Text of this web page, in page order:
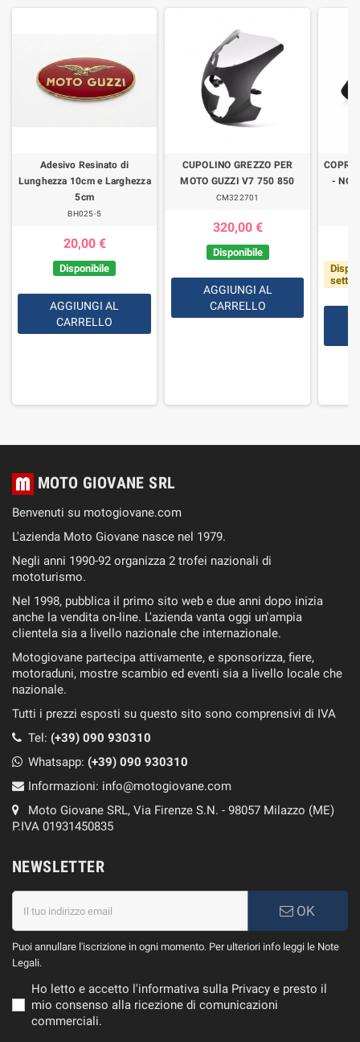
Adesivo Resinato di
Lunghezza 10cm e Larghezza
5cm
BH025-5
20,00 €
Disponibile
AGGIUNGI AL
CARRELLO
CUPOLINO GREZZO PER
MOTO GUZZI V7 750 850
CM322701
320,00 €
Disponibile
AGGIUNGI AL
CARRELLO
-
MOTO GIOVANE SRL
Benvenuti su motogiovane.com
L'azienda Moto Giovane nasce nel 1979.
Negli anni 1990-92 organizza 2 trofei nazionali di
mototurismo.
Nel 1998, pubblica il primo sito web e due anni dopo inizia
anche la vendita on-line. L'azienda vanta oggi un'ampia
clientela sia a livello nazionale che internazionale.
Motogiovane partecipa attivamente, e sponsorizza, fiere,
motoraduni, mostre scambio ed eventi sia a livello locale che
nazionale.
Tutti i prezzi esposti su questo sito sono comprensivi di IVA
Tel: (+39) 090 930310
Whatsapp: (+39) 090 930310
Informazioni: info@motogiovane.com
Moto Giovane SRL, Via Firenze S.N. - 98057 Milazzo (ME)
P.IVA 01931450835
NEWSLETTER
OK
Puoi annullare l'iscrizione in ogni momento. Per ulteriori info leggi le Note
Legali.
Ho letto e accetto l'informativa sulla Privacy e presto il
mio consenso alla ricezione di comunicazioni
commerciali.